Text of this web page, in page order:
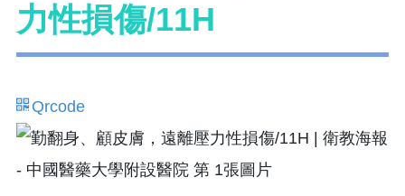
力性損傷/11H
Qrcode